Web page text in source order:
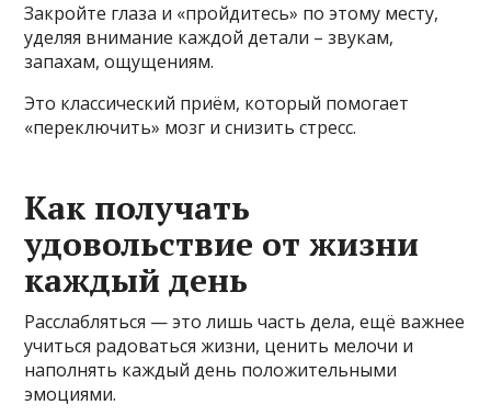
Закройте глаза и «пройдитесь» по этому месту,
уделяя внимание каждой детали – звукам,
запахам, ощущениям.
Это классический приём, который помогает
«переключить» мозг и снизить стресс.
Как получать
удовольствие от жизни
каждый день
Расслабляться — это лишь часть дела, ещё важнее
учиться радоваться жизни, ценить мелочи и
наполнять каждый день положительными
эмоциями.